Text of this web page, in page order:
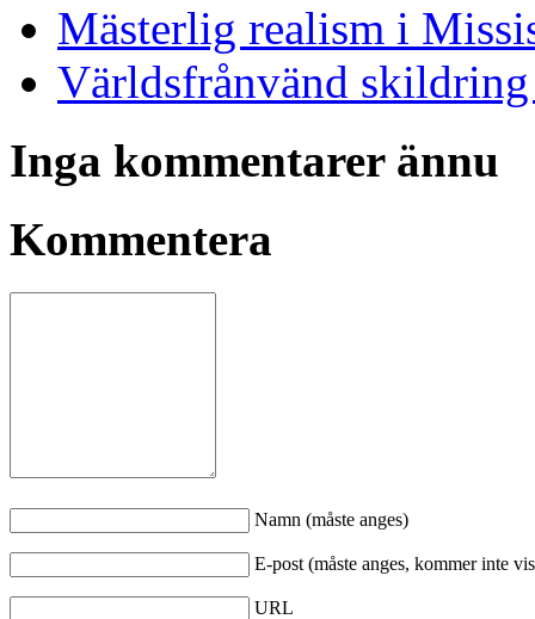
Mästerlig realism i
Världsfrånvänd
Inga kommentarer ännu
Kommentera
Namn (måste anges)
E-post (måste anges, kommer inte
URL